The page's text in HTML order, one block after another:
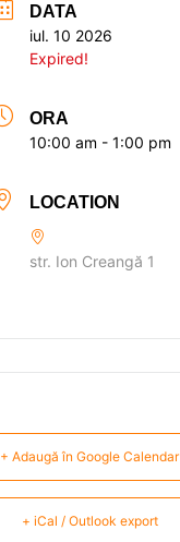
DATA
iul. 10 2026
Expired!
ORA
10:00 am - 1:00 pm
LOCATION
str. Ion Creangă 1
+ Adaugă în Google Calendar
+ iCal / Outlook export